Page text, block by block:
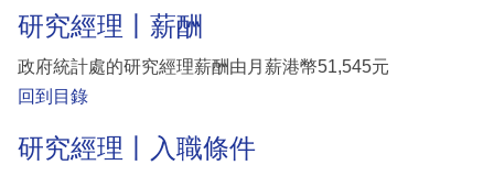
研究經理丨薪酬
政府統計處的研究經理薪酬由月薪港幣51,545元
回到目錄
研究經理丨入職條件